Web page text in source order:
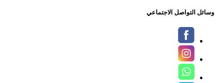
وسائل التواصل الاجتماعي